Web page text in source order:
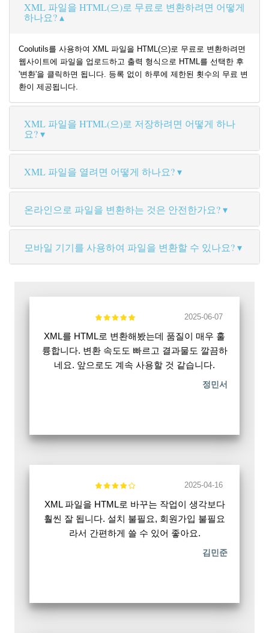
XML 파일을 HTML(으)로 무료로 변환하려면 어떻게
하나요?
Coolutils를 사용하여 XML 파일을 HTML(으)로 무료로 변환하려면
웹사이트에 파일을 업로드하고 출력 형식으로 HTML를 선택한 후
'변환'을 클릭하면 됩니다. 등록 없이 하루에 제한된 횟수의 무료 변
환이 제공됩니다.
XML 파일을 HTML(으)로 저장하려면 어떻게 하나
요?
XML 파일을 열려면 어떻게 하나요?
온라인으로 파일을 변환하는 것은 안전한가요?
모바일 기기를 사용하여 파일을 변환할 수 있나요?
2025-06-07
XML를 HTML로 변환해봤는데 품질이 매우 훌
륭합니다. 변환 속도도 빠르고 결과물도 깔끔하
네요. 앞으로도 계속 사용할 것 같습니다.
정민서
2025-04-16
XML 파일을 HTML로 바꾸는 작업이 생각보다
훨씬 잘 됩니다. 설치 불필요, 회원가입 불필요
라서 간편하게 쓸 수 있어 좋아요.
김민준